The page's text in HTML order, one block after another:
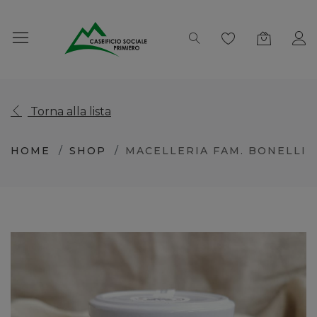
Torna alla lista
HOME SHOP MACELLERIA FAM. BONELLI